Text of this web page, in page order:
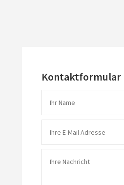
Kontaktformular